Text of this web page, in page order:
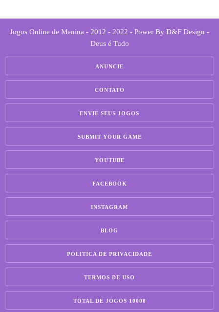
Jogos Online de Menina - 2012 - 2022 - Power By D&F Design -
Deus é Tudo
ANUNCIE
CONTATO
ENVIE SEUS JOGOS
SUBMIT YOUR GAME
YOUTUBE
FACEBOOK
INSTAGRAM
BLOG
POLITICA DE PRIVACIDADE
TERMOS DE USO
TOTAL DE JOGOS 10000